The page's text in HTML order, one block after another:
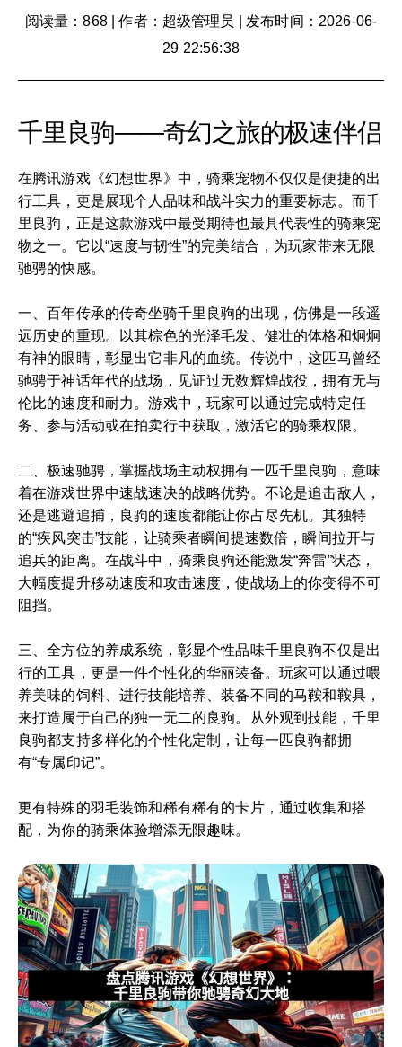
阅读量：868|作者：超级管理员
发布时间：2026-06-
29 22:56:38
千里良驹——奇幻之旅的极速伴侣
在腾讯游戏《幻想世界》中，骑乘宠物不仅仅是便捷的出
行工具，更是展现个人品味和战斗实力的重要标志。而千
里良驹，正是这款游戏中最受期待也最具代表性的骑乘宠
物之一。它以“速度与韧性”的完美结合，为玩家带来无限
驰骋的快感。
一、百年传承的传奇坐骑千里良驹的出现，仿佛是一段遥
远历史的重现。以其棕色的光泽毛发、健壮的体格和炯炯
有神的眼睛，彰显出它非凡的血统。传说中，这匹马曾经
驰骋于神话年代的战场，见证过无数辉煌战役，拥有无与
伦比的速度和耐力。游戏中，玩家可以通过完成特定任
务、参与活动或在拍卖行中获取，激活它的骑乘权限。
二、极速驰骋，掌握战场主动权拥有一匹千里良驹，意味
着在游戏世界中速战速决的战略优势。不论是追击敌人，
还是逃避追捕，良驹的速度都能让你占尽先机。其独特
的“疾风突击”技能，让骑乘者瞬间提速数倍，瞬间拉开与
追兵的距离。在战斗中，骑乘良驹还能激发“奔雷”状态，
大幅度提升移动速度和攻击速度，使战场上的你变得不可
阻挡。
三、全方位的养成系统，彰显个性品味千里良驹不仅是出
行的工具，更是一件个性化的华丽装备。玩家可以通过喂
养美味的饲料、进行技能培养、装备不同的马鞍和鞍具，
来打造属于自己的独一无二的良驹。从外观到技能，千里
良驹都支持多样化的个性化定制，让每一匹良驹都拥
有“专属印记”。
更有特殊的羽毛装饰和稀有稀有的卡片，通过收集和搭
配，为你的骑乘体验增添无限趣味。